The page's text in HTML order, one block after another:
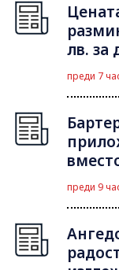
лв. за
преди 7
преди 9